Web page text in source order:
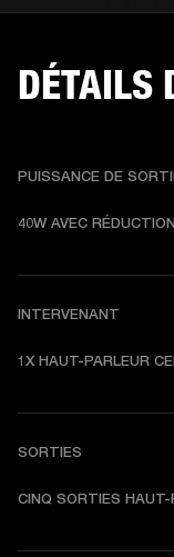
DÉTAILS
PUISSANCE DE
40W AVEC
INTERVENANT
1X HAUT-PARLEUR
SORTIES
CINQ SORTIES HAUT-